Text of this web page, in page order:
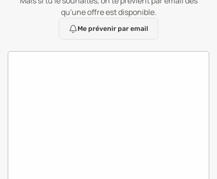
qu'une offre est disponible.
Me prévenir par email